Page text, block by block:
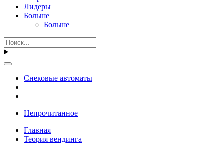
Лидеры
Больше
Больше
Снековые автоматы
Непрочитанное
Главная
Теория вендинга